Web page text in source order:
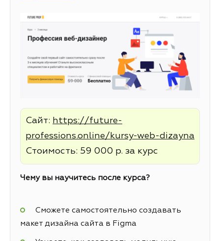
Сайт: https://future-
professions.online/kursy-web-dizayna
Стоимость: 59 000 р. за курс
Чему вы научитесь после курса?
Сможете самостоятельно создавать
макет дизайна сайта в Figma